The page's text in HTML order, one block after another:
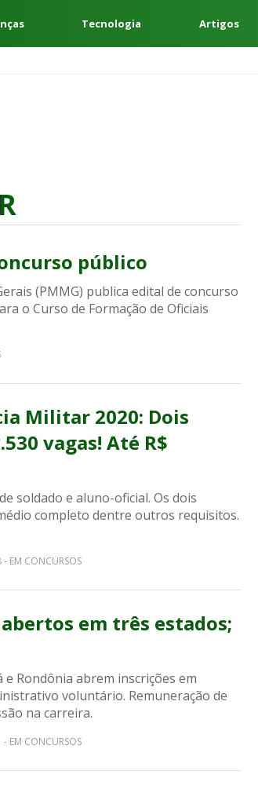
Tecnologia Artigos
público
(PMMG) publica edital de concurso
o Curso de Formação de Oficiais
Militar 2020: Dois
vagas! Até R$
soldado e aluno-oficial. Os dois
completo dentre outros requisitos.
EM CONCURSOS
em três estados;
e Rondônia abrem inscrições em
voluntário. Remuneração de
na carreira.
EM CONCURSOS